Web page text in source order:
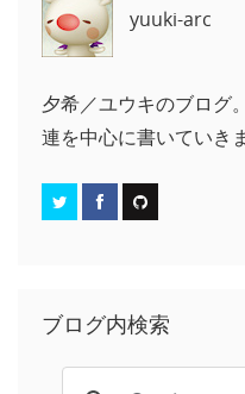
yuuki-arc
夕希／ユウキのブログ
連を中心に書いていきま
ブログ内検索